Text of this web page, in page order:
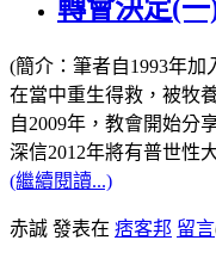
轉會決定(一
(簡介：筆者自1993年加
在當中重生得救，被牧
自2009年，教會開始分
深信2012年將有普世性
(繼續閱讀...)
赤誠 發表在 痞客邦 留言